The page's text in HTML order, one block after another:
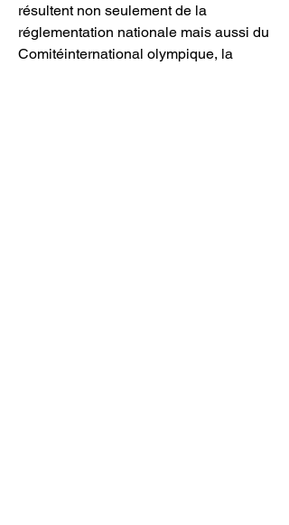
résultent non seulement de la
réglementation nationale mais aussi du
Comitéinternational olympique, la